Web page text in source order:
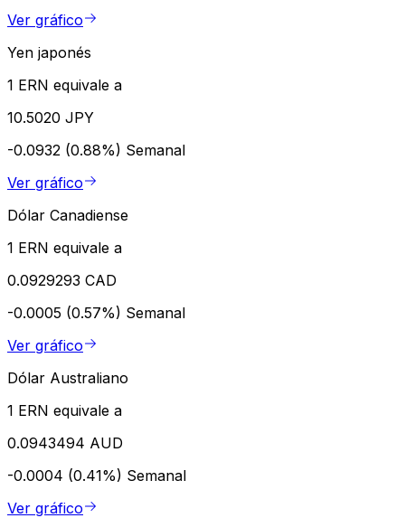
Ver gráfico
Yen japonés
1 ERN equivale a
10.5020 JPY
-0.0932 (0.88%) Semanal
Ver gráfico
Dólar Canadiense
1 ERN equivale a
0.0929293 CAD
-0.0005 (0.57%) Semanal
Ver gráfico
Dólar Australiano
1 ERN equivale a
0.0943494 AUD
-0.0004 (0.41%) Semanal
Ver gráfico